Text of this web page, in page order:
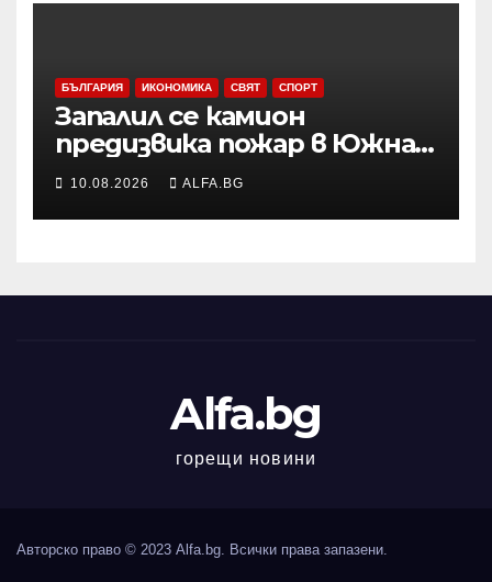
БЪЛГАРИЯ ИКОНОМИКА СВЯТ СПОРТ
Запалил се камион
предизвика пожар в Южна
Англия
10.08.2026 ALFA.BG
Alfa.bg
горещи новини
Авторско право © 2023 Alfa.bg. Всички права запазени.